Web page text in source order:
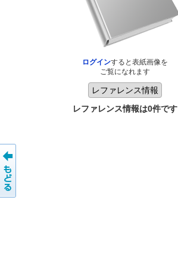
ログインすると表紙画像を
ご覧になれます
レファレンス情報は0件です